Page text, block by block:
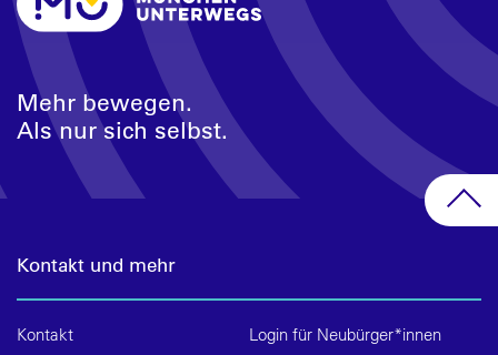
Mehr bewegen.
Als nur sich selbst.
Kontakt und mehr
Kontakt Login für Neubürger*innen